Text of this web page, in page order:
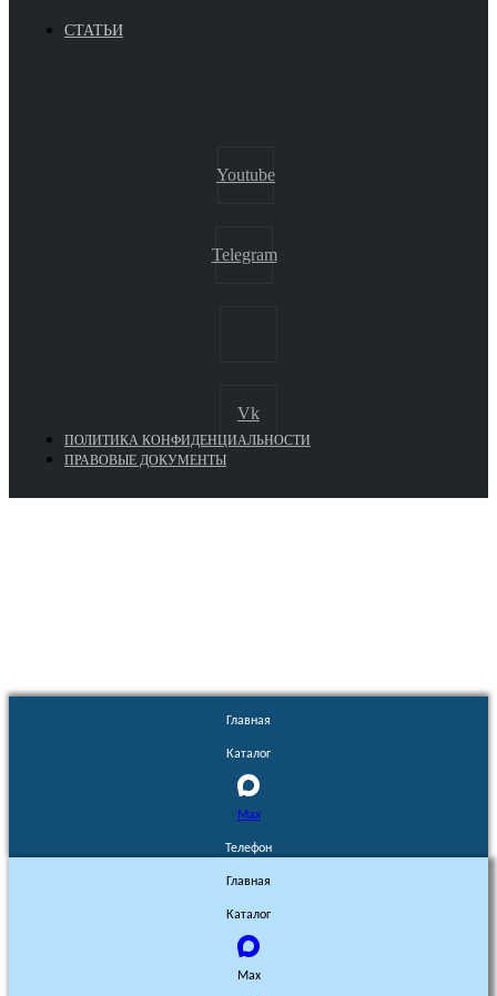
СТАТЬИ
Youtube
Telegram
Vk
ПОЛИТИКА КОНФИДЕНЦИАЛЬНОСТИ
ПРАВОВЫЕ ДОКУМЕНТЫ
Главная
Каталог
Max
Телефон
Главная
Каталог
Max